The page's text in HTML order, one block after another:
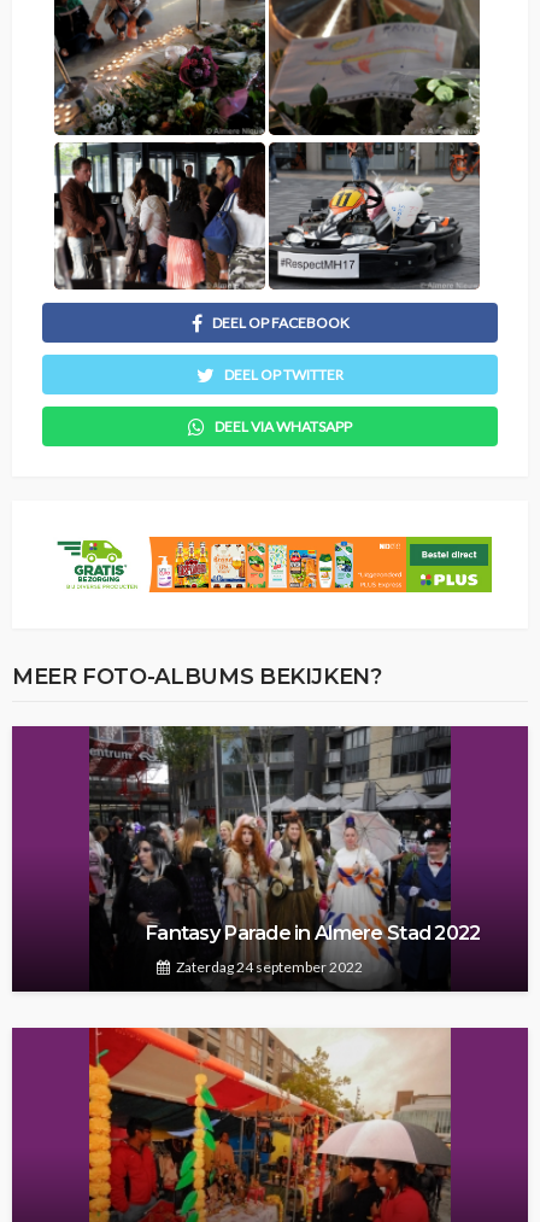
DEEL OP FACEBOOK
DEEL OP TWITTER
DEEL VIA WHATSAPP
MEER FOTO-ALBUMS BEKIJKEN?
Fantasy Parade in Almere Stad 2022
Zaterdag 24 september 2022